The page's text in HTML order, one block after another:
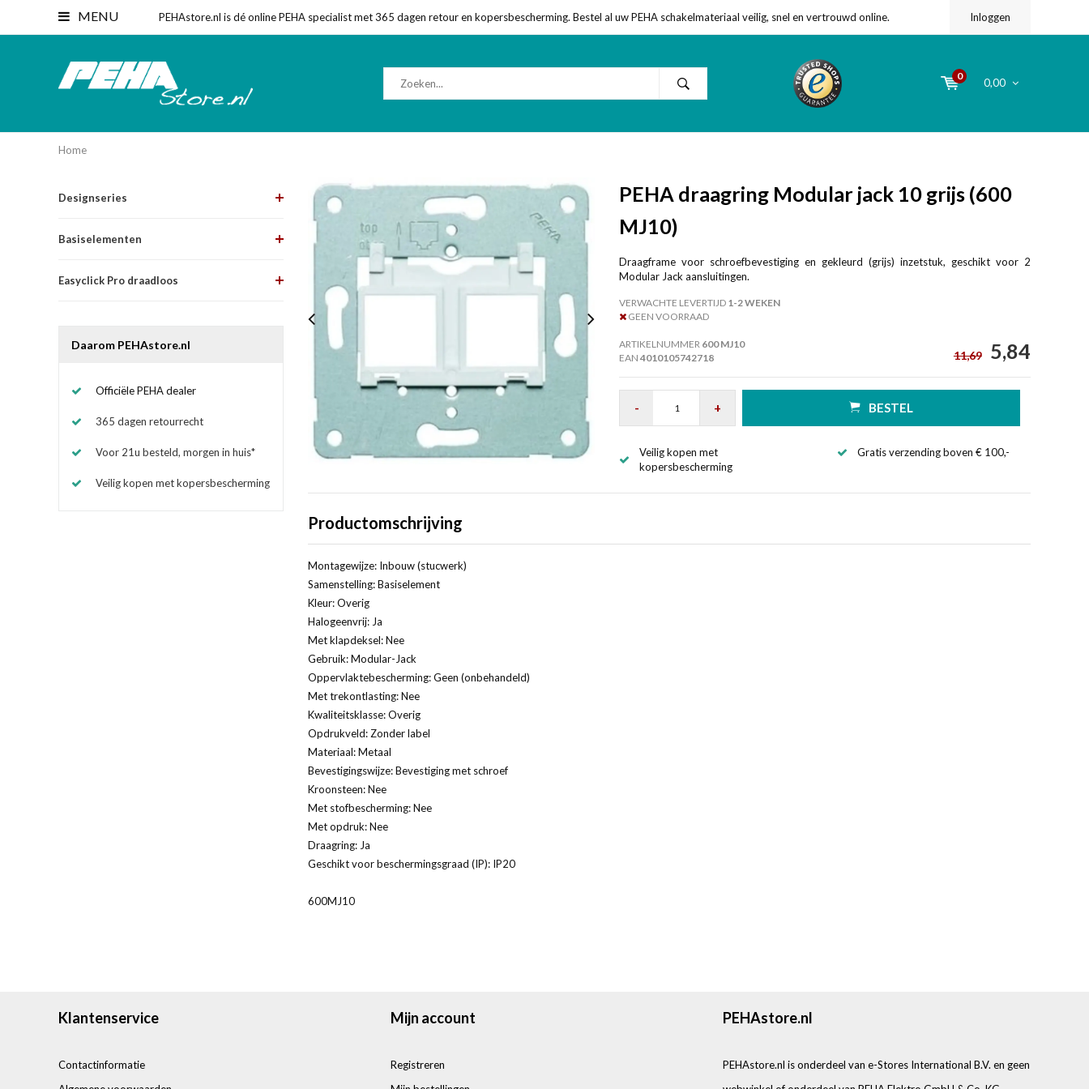
MENU PEHAstore.nl is dé online PEHA specialist met 365 dagen retour en kopersbescherming. Bestel al uw PEHA schakelmateriaal veilig, snel en vertrouwd online. Inloggen
0
0,00
Home
Designseries
Basiselementen
Easyclick Pro draadloos
Daarom PEHAstore.nl
Officiële PEHA dealer
365 dagen retourrecht
Voor 21u besteld, morgen in huis*
Veilig kopen met kopersbescherming
PEHA draagring Modular jack 10 grijs (600
MJ10)
Draagframe voor schroefbevestiging en gekleurd (grijs) inzetstuk, geschikt voor 2
Modular Jack aansluitingen.
VERWACHTE LEVERTIJD1-2 WEKEN
GEEN VOORRAAD
ARTIKELNUMMER 600 MJ10
EAN 4010105742718 11,69 5,84
- + BESTEL
Veilig kopen met
kopersbescherming
Gratis verzending boven € 100,-
Productomschrijving
Montagewijze: Inbouw (stucwerk)
Samenstelling: Basiselement
Kleur: Overig
Halogeenvrij: Ja
Met klapdeksel: Nee
Gebruik: Modular-Jack
Oppervlaktebescherming: Geen (onbehandeld)
Met trekontlasting: Nee
Kwaliteitsklasse: Overig
Opdrukveld: Zonder label
Materiaal: Metaal
Bevestigingswijze: Bevestiging met schroef
Kroonsteen: Nee
Met stofbescherming: Nee
Met opdruk: Nee
Draagring: Ja
Geschikt voor beschermingsgraad (IP): IP20
600MJ10
Klantenservice
Contactinformatie
Mijn account
Registreren
PEHAstore.nl
PEHAstore.nl is onderdeel van e-Stores International B.V. en geen